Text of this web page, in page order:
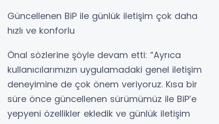
Güncellenen BiP ile günlük iletişim çok daha
hızlı ve konforlu
Önal sözlerine şöyle devam etti: “Ayrıca
kullanıcılarımızın uygulamadaki genel iletişim
deneyimine de çok önem veriyoruz. Kısa bir
süre önce güncellenen sürümümüz ile BiP’e
yepyeni özellikler ekledik ve günlük iletişim